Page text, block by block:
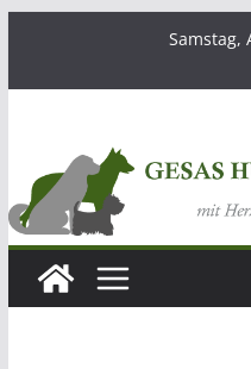
springen
Samstag,